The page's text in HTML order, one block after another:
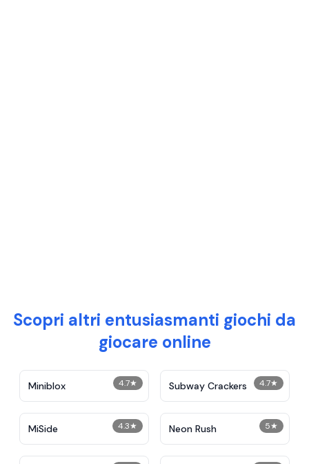
Scopri altri entusiasmanti giochi da
giocare online
4.7★
Miniblox 4.7★
Subway Crackers
4.3★
MiSide 5★
Neon Rush